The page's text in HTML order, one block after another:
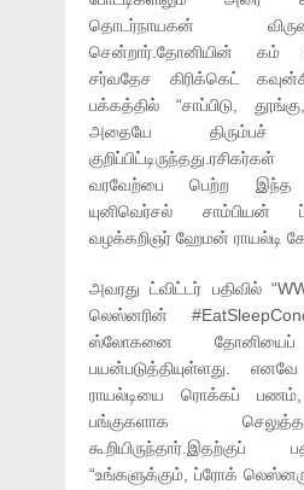
தொடர்நாயகன்
சென்றார்.தோனியின் கம்
சர்வதேச கிரிக்கெட்
பக்கத்தில் “சாப்பிடு,
அதையே
வரவேற்பை பெற்ற இந்த
யுனிவெர்சல்
வழக்கறிஞர் ஹேமன் ராயல்டி
அவரது ட்விட்டர் பதிவில்
லெஸ்னரின்
ஸ்லோகனை தோனியைப்
பயன்படுத்தியுள்ளது.
ராயல்டியை ரொக்கப்
பங்குகளாக
கூறியிருந்தார்.இதற்குப்
“உங்களுக்கும், ப்ரோக்